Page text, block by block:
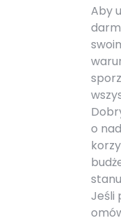
Aby
o
Jeśli